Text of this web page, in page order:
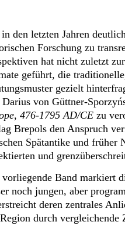
den letzten Jahren
Forschung zu
hat nicht zuletzt
geführt, die
gezielt
Darius von Güttner-
476-1795 AD/CE zu
Brepols den Anspruch
Spätantike und früher
und
Band markiert
noch jungen, aber
deren zentrales
durch